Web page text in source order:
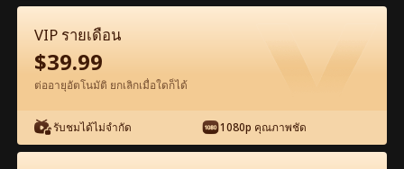
VIP รายเดือน
$39.99
ต่ออายุอัตโนมัติ ยกเลิกเมื่อใดก็ได้
รับชมได้ไม่จำกัด 1080p คุณภาพชัด